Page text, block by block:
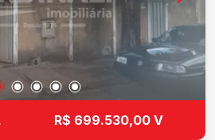
uma visita e conhecer
que fazem desta
você e sua família.
R$ 699.530,00 V